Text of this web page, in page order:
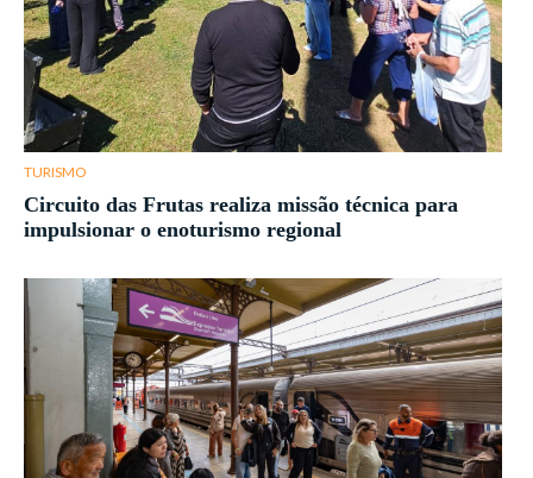
TURISMO
Circuito das Frutas realiza missão técnica para
impulsionar o enoturismo regional